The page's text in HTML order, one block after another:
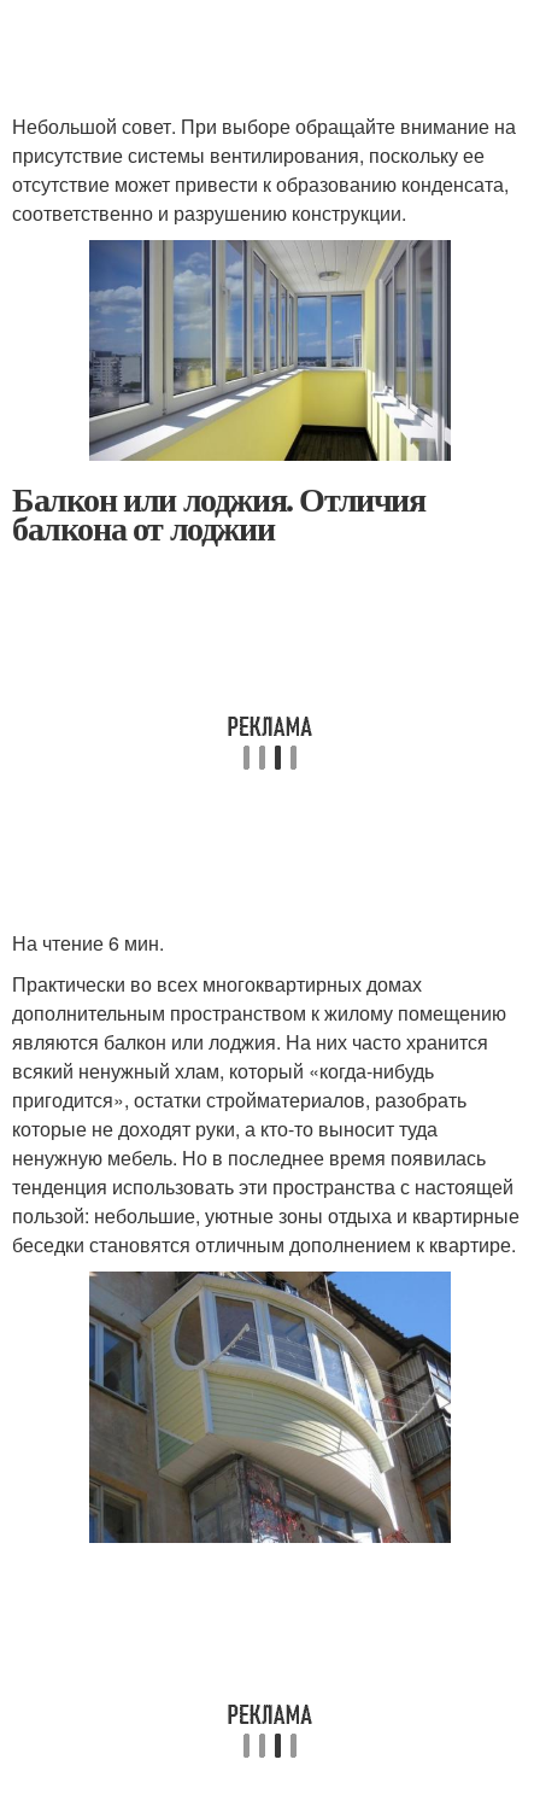
Небольшой совет. При выборе обращайте внимание на
присутствие системы вентилирования, поскольку ее
отсутствие может привести к образованию конденсата,
соответственно и разрушению конструкции.
Балкон или лоджия. Отличия
балкона от лоджии
На чтение 6 мин.
Практически во всех многоквартирных домах
дополнительным пространством к жилому помещению
являются балкон или лоджия. На них часто хранится
всякий ненужный хлам, который «когда-нибудь
пригодится», остатки стройматериалов, разобрать
которые не доходят руки, а кто-то выносит туда
ненужную мебель. Но в последнее время появилась
тенденция использовать эти пространства с настоящей
пользой: небольшие, уютные зоны отдыха и квартирные
беседки становятся отличным дополнением к квартире.